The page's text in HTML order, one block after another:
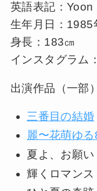
英語表記：Yoon
生年月日：1985
身長：183㎝
インスタグラム
出演作品（一部）
三番目の結婚
麗〜花萌ゆ
夏よ、お願い
輝くロマンス